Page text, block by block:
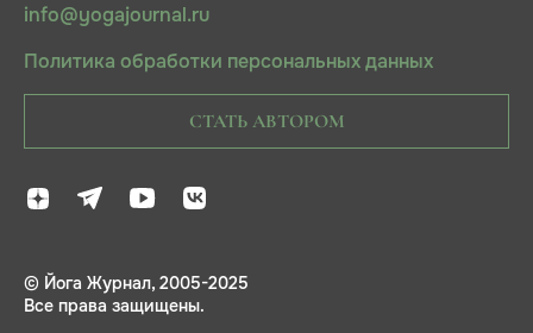
info@yogajournal.ru
Политика обработки персональных данных
СТАТЬ АВТОРОМ
© Йога Журнал, 2005-2025
Все права защищены.